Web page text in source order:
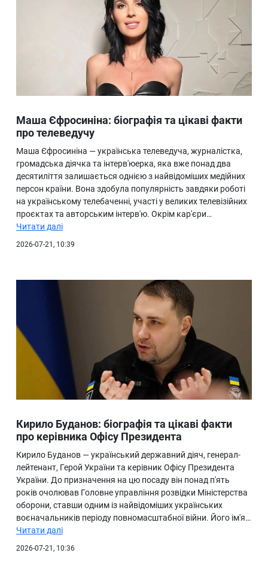
Маша Єфросиніна: біографія та цікаві факти
про телеведучу
Маша Єфросиніна — українська телеведуча, журналістка,
громадська діячка та інтерв'юерка, яка вже понад два
десятиліття залишається однією з найвідоміших медійних
персон країни. Вона здобула популярність завдяки роботі
на українському телебаченні, участі у великих телевізійних
проєктах та авторським інтерв'ю. Окрім кар'єри…
Читати далі
2026-07-21, 10:39
Кирило Буданов: біографія та цікаві факти
про керівника Офісу Президента
Кирило Буданов — український державний діяч, генерал-
лейтенант, Герой України та керівник Офісу Президента
України. До призначення на цю посаду він понад п'ять
років очолював Головне управління розвідки Міністерства
оборони, ставши одним із найвідоміших українських
воєначальників періоду повномасштабної війни. Його ім'я…
Читати далі
2026-07-21, 10:36